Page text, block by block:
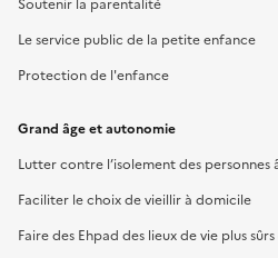
Soutenir la parentalité
Le service public de la petite enfance
Protection de l'enfance
Grand âge et autonomie
Lutter contre l’isolement des personnes
Faciliter le choix de vieillir à domicile
Faire des Ehpad des lieux de vie plus